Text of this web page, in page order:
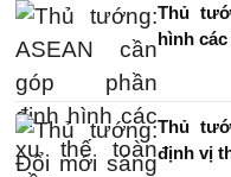
Thủ
hình
Thủ
định vị